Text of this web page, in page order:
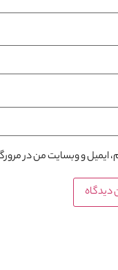
ایمیل و وبسایت من در